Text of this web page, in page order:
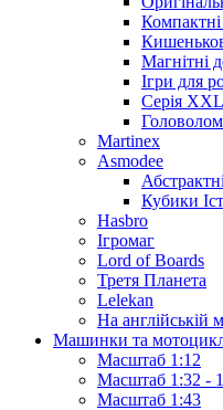
Компактні
Магнітні
Ігри для
Серія XXL
Martinex
Asmodee
Кубики
Hasbro
Ігромаг
Lord of Boards
Третя Планета
Lelekan
На англійській
Машинки та
Масштаб 1:12
Масштаб 1:32 -
Масштаб 1:43